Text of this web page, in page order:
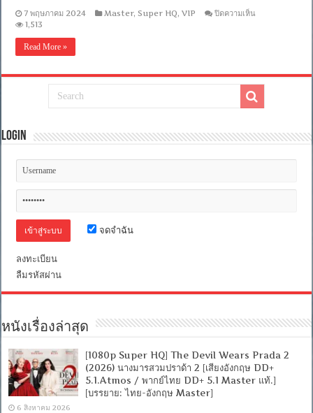
7 พฤษภาคม 2024 Master,Super HQ,VIP ปิดความเห็น
ตี้ฮัน
[พากย์
5.1(ต้นฉบับ)]
1,513
Read More »
Login
จดจำฉัน
ลงทะเบียน
ลืมรหัสผ่าน
หนังเรื่องล่าสุด
[1080p Super HQ] The Devil Wears Prada 2
(2026) นางมารสวมปราด้า 2 [เสียงอังกฤษ DD+
5.1.Atmos / พากย์ไทย DD+ 5.1 Master แท้.]
[บรรยาย: ไทย-อังกฤษ Master]
6 สิงหาคม 2026